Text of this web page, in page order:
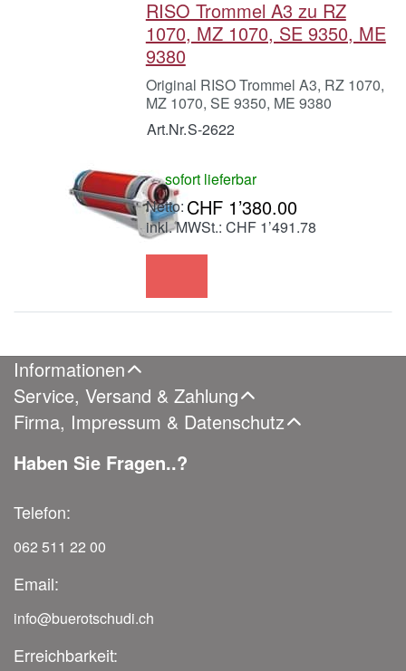
RISO Trommel A3 zu RZ
1070, MZ 1070, SE 9350, ME
9380
Original RISO Trommel A3, RZ 1070,
MZ 1070, SE 9350, ME 9380
Art.Nr.S-2622
sofort lieferbar
CHF 1’380.00
inkl. MWSt.: CHF 1’491.78
Informationen
Service, Versand & Zahlung
Firma, Impressum & Datenschutz
Haben Sie Fragen..?
Telefon:
062 511 22 00
Email:
info@buerotschudi.ch
Erreichbarkeit: